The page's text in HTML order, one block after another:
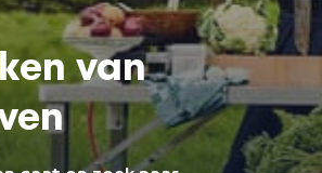
van